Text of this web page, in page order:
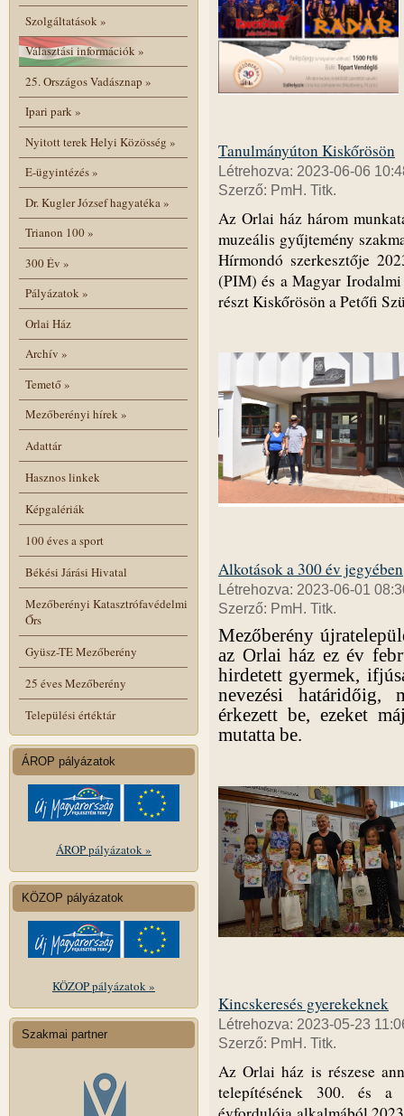
Szolgáltatások»
Választási információk»
25. Országos Vadásznap »
Ipari park»
Nyitott terek Helyi Közösség »
E-ügyintézés»
Dr. Kugler József hagyatéka»
Trianon 100»
300 Év »
Pályázatok»
Orlai Ház
Archív »
Temető»
Mezőberényi hírek»
Adattár
Hasznos linkek
Képgalériák
100 éves a sport
Békési Járási Hivatal
Mezőberényi Katasztrófavédelmi
Őrs
Gyüsz-TE Mezőberény
25 éves Mezőberény
Települési értéktár
ÁROP pályázatok
ÁROP pályázatok »
KÖZOP pályázatok
KÖZOP pályázatok »
Szakmai partner
Tanulmányúton Kiskőrösön
Létrehozva: 2023-06-06
Szerző: PmH. Titk.
Az Orlai ház három
muzeális gyűjtemény
Hírmondó szerkesztője
(PIM) és a Magyar Irodalmi
részt Kiskőrösön a Petőfi
Alkotások a 300 év jegyében
Létrehozva: 2023-06-01
Szerző: PmH. Titk.
Mezőberény
az Orlai ház ez év
hirdetett gyermek,
nevezési határidőig,
érkezett be, ezeket
mutatta be.
Kincskeresés gyerekeknek
Létrehozva: 2023-05-23
Szerző: PmH. Titk.
Az Orlai ház is részese
telepítésének 300. és a